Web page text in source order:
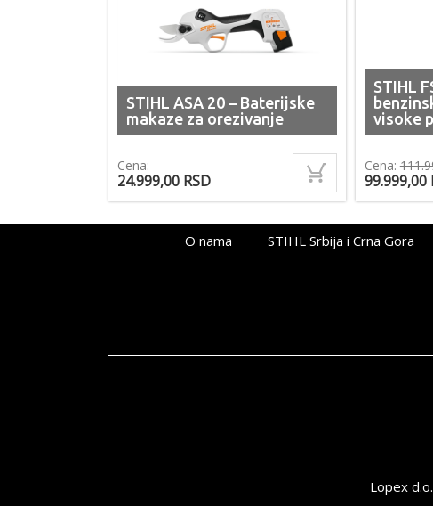
STIHL ASA 20 – Baterijske
makaze za orezivanje
Cena:
24.999,00 RSD
STIHL
visoke
Cena:
99.999,00
O nama STIHL Srbija i Crna Gora
Lopex